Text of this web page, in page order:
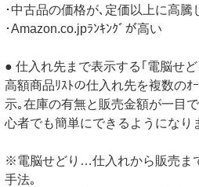
･中古品の価格が､定価以上に高騰
･Amazon.co.jpﾗﾝｷﾝｸﾞが高い
● 仕入れ先まで表示する｢電脳せ
高額商品ﾘｽﾄの仕入れ先を複数のｵ
示｡在庫の有無と販売金額が一目
心者でも簡単にできるようになり
※電脳せどり…仕入れから販売ま
手法｡